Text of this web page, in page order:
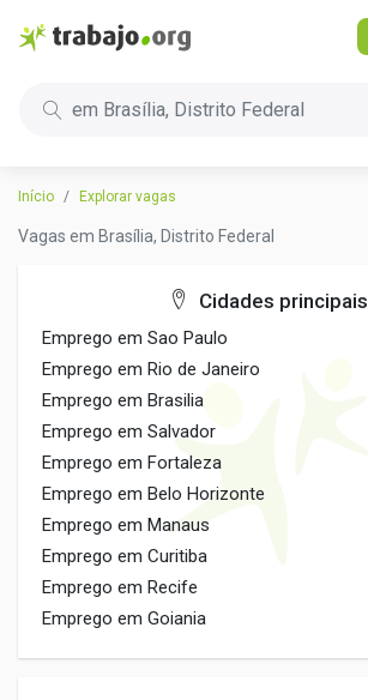
em Brasília, Distrito Federal
Início Explorar vagas
Vagas em Brasília, Distrito Federal
Cidades principais
Emprego em Sao Paulo
Emprego em Rio de Janeiro
Emprego em Brasilia
Emprego em Salvador
Emprego em Fortaleza
Emprego em Belo Horizonte
Emprego em Manaus
Emprego em Curitiba
Emprego em Recife
Emprego em Goiania